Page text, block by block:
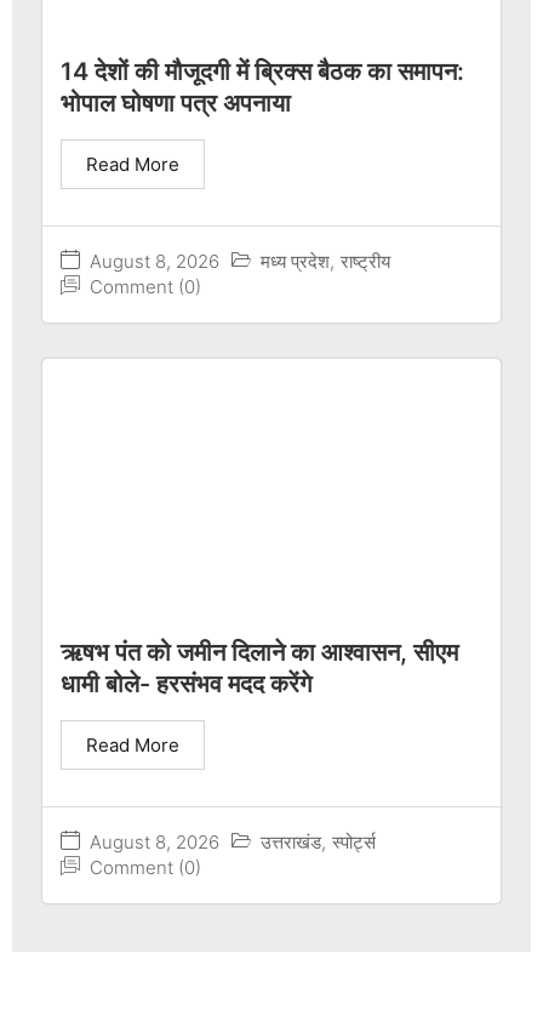
14 देशों की मौजूदगी में ब्रिक्स बैठक का समापन:
भोपाल घोषणा पत्र अपनाया
August 8, 2026 मध्य प्रदेश, राष्ट्रीय
Comment (0)
Read More
ऋषभ पंत को जमीन दिलाने का आश्वासन, सीएम
धामी बोले- हरसंभव मदद करेंगे
August 8, 2026 उत्तराखंड, स्पोर्ट्स
Comment (0)
Read More